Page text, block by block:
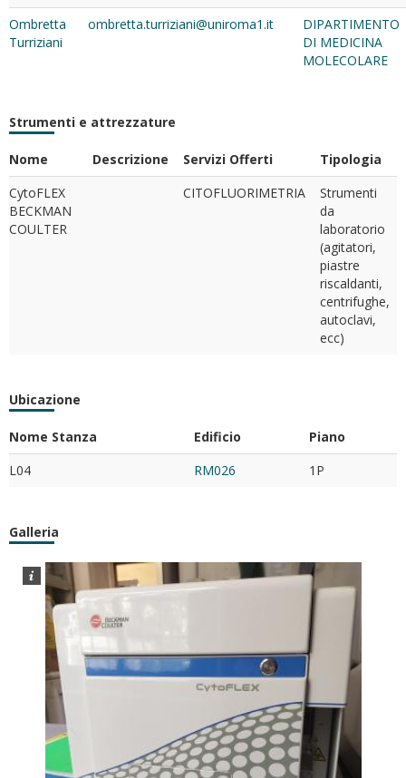
Ombretta
Turriziani
ombretta.turriziani@uniroma1.it
DIPARTIMENTO
DI MEDICINA
MOLECOLARE
Strumenti e attrezzature
Nome Descrizione Servizi Offerti
Tipologia
CytoFLEX
BECKMAN
COULTER
CITOFLUORIMETRIA
Strumenti
da
laboratorio
(agitatori,
piastre
riscaldanti,
centrifughe,
autoclavi,
ecc)
Ubicazione
Nome Stanza Edificio
Piano
L04
RM026 1P
Galleria